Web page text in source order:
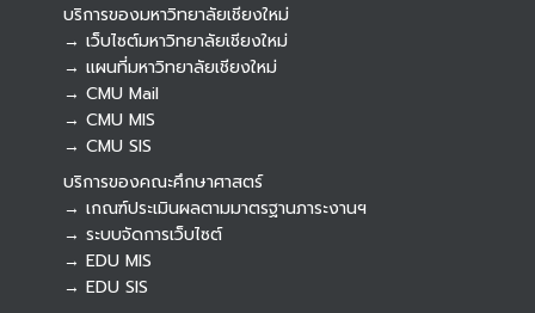
บริการของมหาวิทยาลัยเชียงใหม่
→ เว็บไซต์มหาวิทยาลัยเชียงใหม่
→ แผนที่มหาวิทยาลัยเชียงใหม่
→ CMU Mail
→ CMU MIS
→ CMU SIS
บริการของคณะศึกษาศาสตร์
→ เกณฑ์ประเมินผลตามมาตรฐานภาระงานฯ
→ ระบบจัดการเว็บไซต์
→ EDU MIS
→ EDU SIS
Botnoi Assistant
Connecting…